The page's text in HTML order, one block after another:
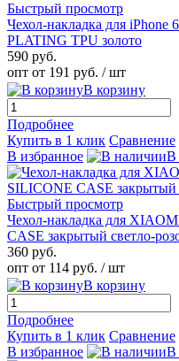
Быстрый просмотр
Чехол-накладка для
PLATING TPU золото
590 руб.
опт от 191 руб. / шт
В корзину
Подробнее
Купить в 1 клик Сравнение
В избранное
В
Быстрый просмотр
Чехол-накладка для
CASE закрытый светло-
360 руб.
опт от 114 руб. / шт
В корзину
Подробнее
Купить в 1 клик Сравнение
В избранное
В